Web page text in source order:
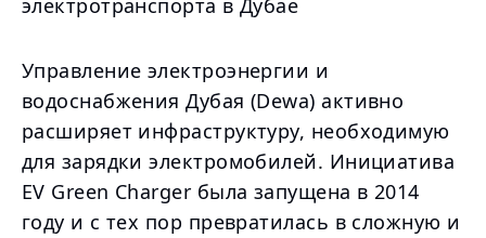
электротранспорта в Дубае
Управление электроэнергии и
водоснабжения Дубая (Dewa) активно
расширяет инфраструктуру, необходимую
для зарядки электромобилей. Инициатива
EV Green Charger была запущена в 2014
году и с тех пор превратилась в сложную и